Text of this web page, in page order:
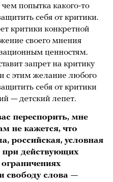
попытка какого-то
себя от критики.
критики конкретной
своего мнения
ценностям.
запрет на критику
с этим желание любого
себя от критики
— детский лепет.
переспорить, мне
не кажется, что
российская, условная
при действующих
свободу слова —